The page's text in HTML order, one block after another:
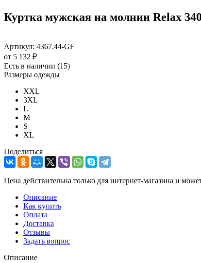
Куртка мужская на молнии Relax
Артикул: 4367.44-GF
от 5 132 ₽
Есть в наличии (15)
Размеры одежды
XXL
3XL
L
M
S
XL
Поделиться
Цена действительна только для интернет-магазина и
Описание
Как купить
Оплата
Доставка
Отзывы
Задать вопрос
Описание